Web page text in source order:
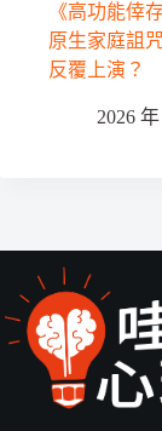
《高功能倖
原生家庭詛
反覆上演？
2026